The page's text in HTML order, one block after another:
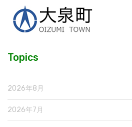
Topics
2026年8月
2026年7月